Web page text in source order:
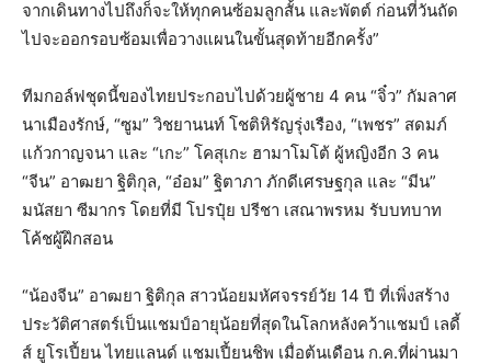
จากเดินทางไปถึงก็จะให้ทุกคนซ้อมลูกสั้น และพัตต์ ก่อนที่วันถัด
ไปจะออกรอบซ้อมเพื่อวางแผนในขั้นสุดท้ายอีกครั้ง”
ทีมกอล์ฟชุดนี้ของไทยประกอบไปด้วยผู้ชาย 4 คน “จิ๋ว” กัมลาศ
นาเมืองรักษ์, “ซูม” วิชยานนท์ โชติหิรัญรุ่งเรือง, “เพชร” สดมภ์
แก้วกาญจนา และ “เกะ” โคสุเกะ ฮามาโมโต้ ผู้หญิงอีก 3 คน
“จีน” อาฒยา ฐิติกุล, “อ๋อม” ฐิตาภา ภักดีเศรษฐกุล และ “มีน”
มนัสยา ซีมากร โดยที่มี โปรปุ๋ย ปรีชา เสณาพรหม รับบทบาท
โค้ชผู้ฝึกสอน
“น้องจีน” อาฒยา ฐิติกุล สาวน้อยมหัศจรรย์วัย 14 ปี ที่เพิ่งสร้าง
ประวัติศาสตร์เป็นแชมป์อายุน้อยที่สุดในโลกหลังคว้าแชมป์ เลดี้
ส์ ยูโรเปี้ยน ไทยแลนด์ แชมเปี้ยนชิพ เมื่อต้นเดือน ก.ค.ที่ผ่านมา